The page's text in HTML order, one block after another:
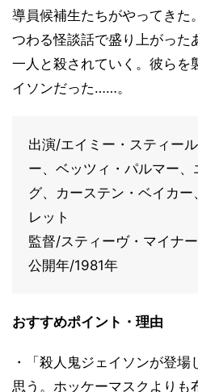
導員候補生たちがやってきた
つわる怪談話で盛り上がった
一人と殺されていく。彼らを
イソンだった……。
出演/エイミー・スティー
ー、ベッツィ・パルマー
グ、カーステン・ベイカ
レット
監督/スティーヴ・マイナー
公開年/1981年
おすすめポイント・理由
・「殺人鬼ジェイソンが登
思う。ホッケーマスクよりも